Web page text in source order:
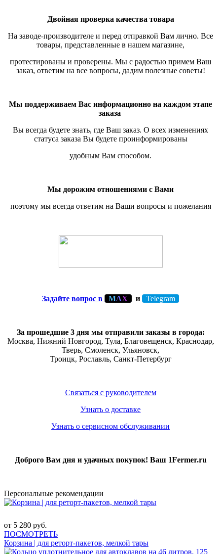
Двойная проверка качества товара
На заводе-производителе и перед отправкой Вам лично. Все
товары, представленные в нашем магазине,
протестированы и проверены. Мы с радостью примем Ваш
заказ, ответим на все вопросы, дадим полезные советы!
Мы поддерживаем Вас информационно на каждом этапе
заказа
Вы всегда будете знать, где Ваш заказ. О всех изменениях
статуса заказа Вы будете проинформированы
удобным Вам способом.
Мы дорожим отношениями с Вами
поэтому мы всегда ответим на Ваши вопросы и пожелания
Задайте вопрос в МАХ и Telegram
За прошедшие 3 дня мы отправили заказы в города:
Москва, Нижний Новгород, Тула, Благовещенск, Краснодар,
Тверь, Смоленск, Ульяновск,
Троицк, Рославль, Санкт-Петербург
Связаться с руководителем
Узнать о доставке
Узнать о сервисном обслуживании
Доброго Вам дня и удачных покупок! Ваш 1Fermer.ru
Персональные рекомендации
от 5 280 руб.
ПОСМОТРЕТЬ
Корзина | для реторт-пакетов, мелкой тары